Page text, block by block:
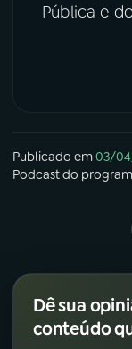
Pública e
Publicado em03/
Podcastdo
Dê sua
conteúdo